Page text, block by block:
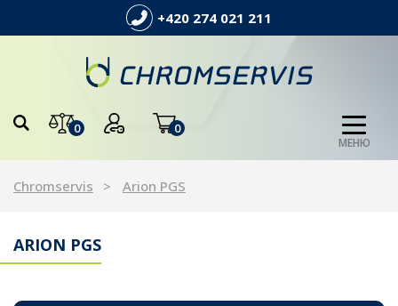
+420 274 021 211
0 0
МЕНЮ
Chromservis Arion PGS
ARION PGS